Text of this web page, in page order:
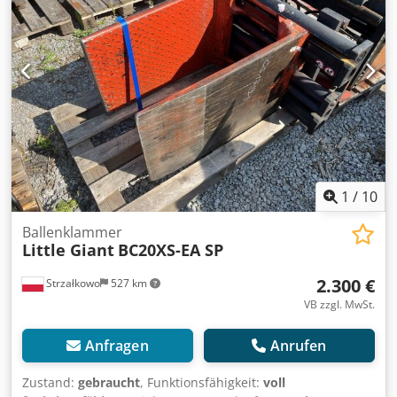
mm Clamps 770 mm ID OS1750
1 / 10
Strzałkowo 527 km
Ballenklammer
Little Giant BC20XS-EA SP
2.300 €
VB zzgl. MwSt.
Anfragen Anrufen
Zustand: gebraucht, Funktionsfähigkeit: voll